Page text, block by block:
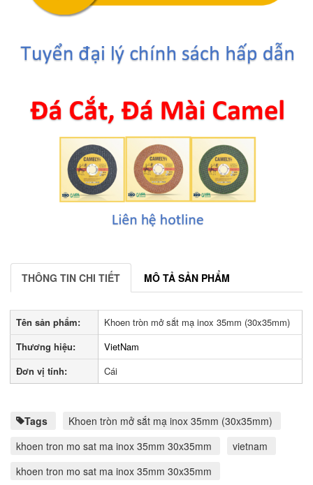
THÔNG TIN CHI TIẾT MÔ TẢ SẢN PHẨM
Tên sản phẩm:
Khoen tròn mở sắt mạ inox 35mm (30x35mm)
Thương hiệu:
VietNam
Đơn vị tính:
Cái
Tags
Khoen tròn mở sắt mạ inox 35mm (30x35mm)
khoen tron mo sat ma inox 35mm 30x35mm
vietnam
khoen tron mo sat ma inox 35mm 30x35mm